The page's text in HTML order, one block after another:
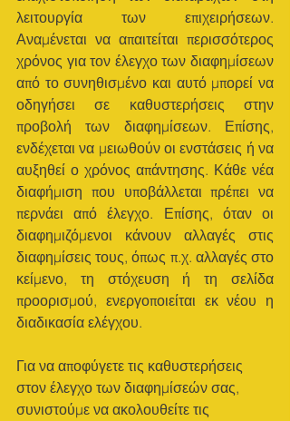
λειτουργία των επιχειρήσεων.
Αναμένεται να απαιτείται περισσότερος
χρόνος για τον έλεγχο των διαφημίσεων
από το συνηθισμένο και αυτό μπορεί να
οδηγήσει σε καθυστερήσεις στην
προβολή των διαφημίσεων. Επίσης,
ενδέχεται να μειωθούν οι ενστάσεις ή να
αυξηθεί ο χρόνος απάντησης. Κάθε νέα
διαφήμιση που υποβάλλεται πρέπει να
περνάει από έλεγχο. Επίσης, όταν οι
διαφημιζόμενοι κάνουν αλλαγές στις
διαφημίσεις τους, όπως π.χ. αλλαγές στο
κείμενο, τη στόχευση ή τη σελίδα
προορισμού, ενεργοποιείται εκ νέου η
διαδικασία ελέγχου.
Για να αποφύγετε τις καθυστερήσεις
στον έλεγχο των διαφημίσεών σας,
συνιστούμε να ακολουθείτε τις